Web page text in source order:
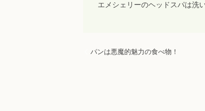
エメシェリーのヘッドスパは洗
パンは悪魔的魅力の食べ物！